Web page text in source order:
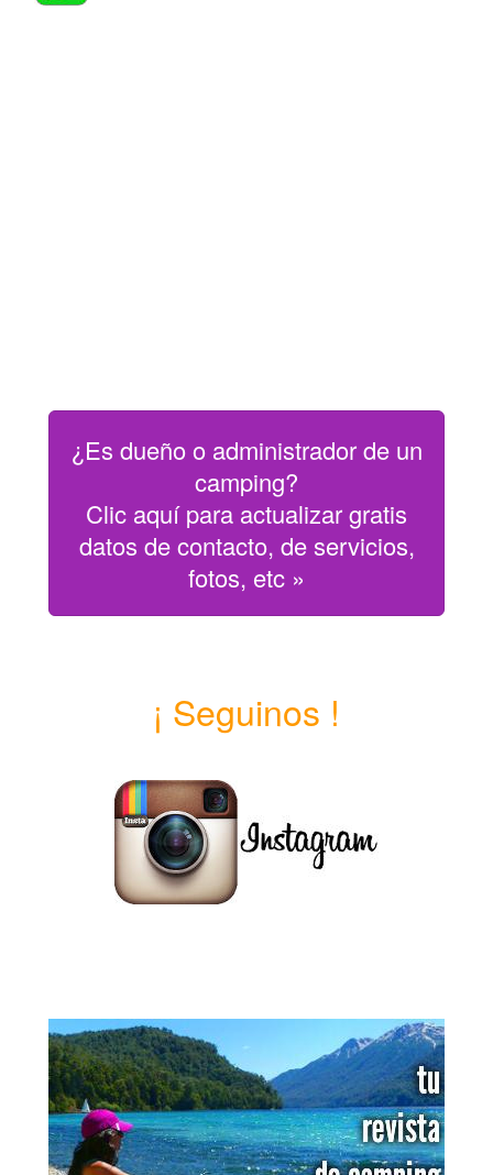
¿Es dueño o administrador de un
camping?
Clic aquí para actualizar gratis
datos de contacto, de servicios,
fotos, etc »
¡ Seguinos !